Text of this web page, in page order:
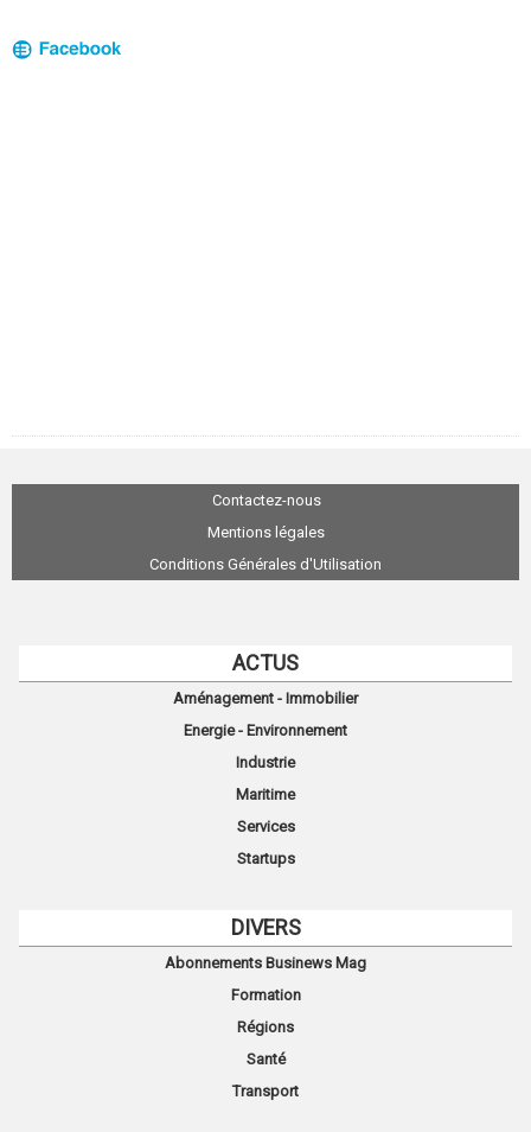
Contactez-nous
Mentions légales
Conditions Générales d'Utilisation
ACTUS
Aménagement - Immobilier
Energie - Environnement
Industrie
Maritime
Services
Startups
DIVERS
Abonnements Businews Mag
Formation
Régions
Santé
Transport